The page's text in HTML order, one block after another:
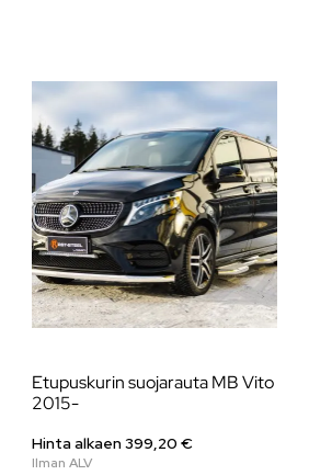
Etupuskurin suojarauta MB Vito
2015-
Hinta alkaen399,20 €